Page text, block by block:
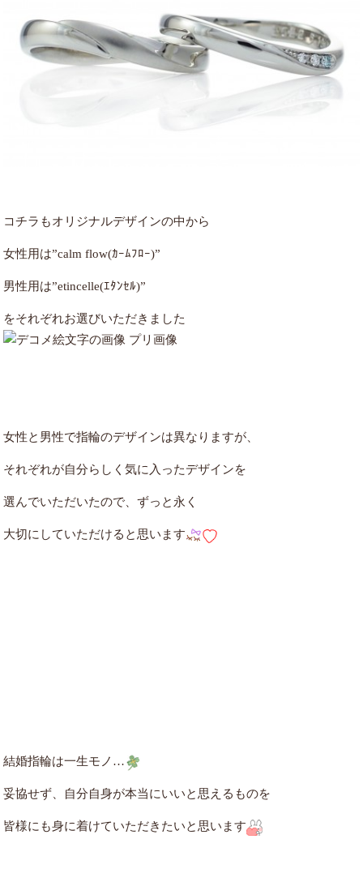
コチラもオリジナルデザインの中から
女性用は”calm flow(ｶｰﾑﾌﾛｰ)”
男性用は”etincelle(ｴﾀﾝｾﾙ)”
をそれぞれお選びいただきました
女性と男性で指輪のデザインは異なりますが、
それぞれが自分らしく気に入ったデザインを
選んでいただいたので、ずっと永く
大切にしていただけると思います
結婚指輪は一生モノ…
妥協せず、自分自身が本当にいいと思えるものを
皆様にも身に着けていただきたいと思います